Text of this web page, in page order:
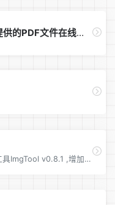
iLovePDF | 为PDF爱好者提供的PDF文件在线处理工具
(2024.7.18更新)图片漂白去底工具ImgTool v0.8.1 ,增加色阶,倾斜纠正和预设参数等功能